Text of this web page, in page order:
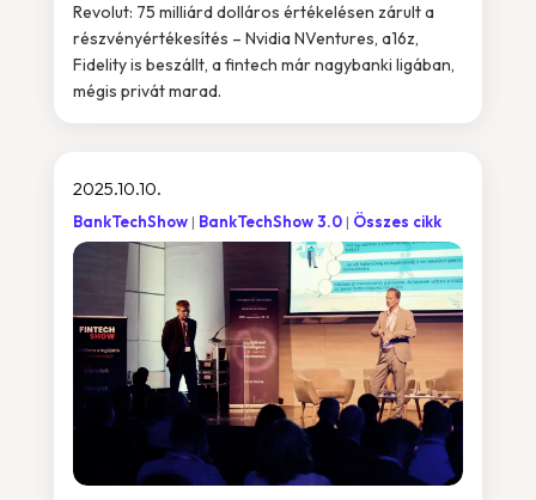
Revolut: 75 milliárd dolláros értékelésen zárult a
részvényértékesítés – Nvidia NVentures, a16z,
Fidelity is beszállt, a fintech már nagybanki ligában,
mégis privát marad.
2025.10.10.
BankTechShow BankTechShow 3.0 Összes cikk